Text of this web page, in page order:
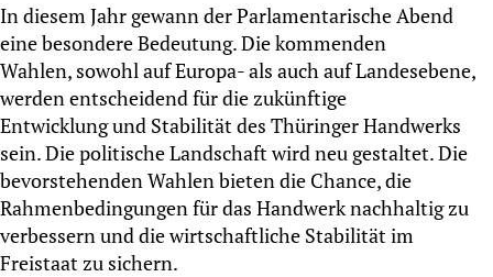
In diesem Jahr gewann der Parlamentarische Abend
eine besondere Bedeutung. Die kommenden
Wahlen, sowohl auf Europa- als auch auf Landesebene,
werden entscheidend für die zukünftige
Entwicklung und Stabilität des Thüringer Handwerks
sein. Die politische Landschaft wird neu gestaltet. Die
bevorstehenden Wahlen bieten die Chance, die
Rahmenbedingungen für das Handwerk nachhaltig zu
verbessern und die wirtschaftliche Stabilität im
Freistaat zu sichern.